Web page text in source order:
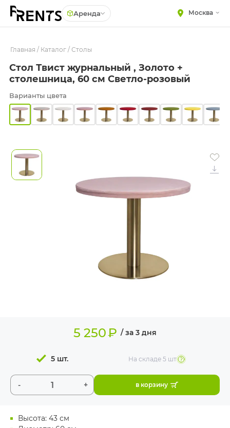
Аренда Москва
МЕБЕЛЬ
ПОСУДА
КРУПНОГАБАРИТНЫЙ
ДЕКОР
ГОТОВЫЕ РЕШЕНИЯ
ОСВЕЩЕНИЕ
Стулья
Диваны
Пуфы
Главная / Каталог / Столы
Стол Твист журнальный , Золото +
столешница, 60 см Светло-розовый
Варианты цвета
Высота: 43 см
5 250₽ / за 3 дня
- +
5 шт. На складе 5 шт
в корзину